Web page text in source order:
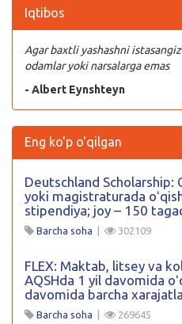
Iqtibos
Agar baxtli yashashni
odamlar yoki narsalarga emas
- Albert Eynshteyn
Eng ko'p o'qilgan
Deutschland Scholarship:
yoki magistraturada
stipendiya; joy – 150
Barcha soha | 302109
FLEX: Maktab, litsey va
AQSHda 1 yil davomida
davomida barcha
Barcha soha | 269645